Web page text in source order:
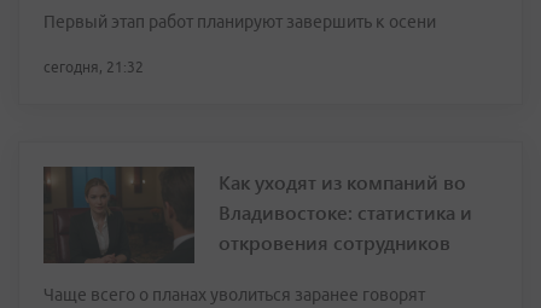
Первый этап работ планируют завершить к осени
сегодня, 21:32
Как уходят из компаний во
Владивостоке: статистика и
откровения сотрудников
Чаще всего о планах уволиться заранее говорят